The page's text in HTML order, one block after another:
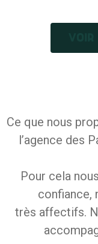
Ce que nous
l’agence des
Pour cela
confiance,
très affectifs.